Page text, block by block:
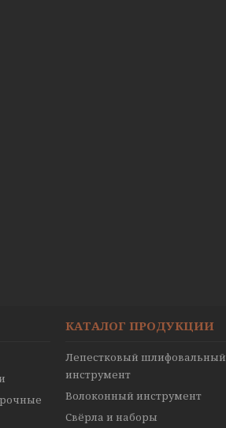
КАТАЛОГ ПРОДУКЦИИ
Лепестковый шлифовальный
инструмент
Волоконный инструмент
Свёрла и наборы